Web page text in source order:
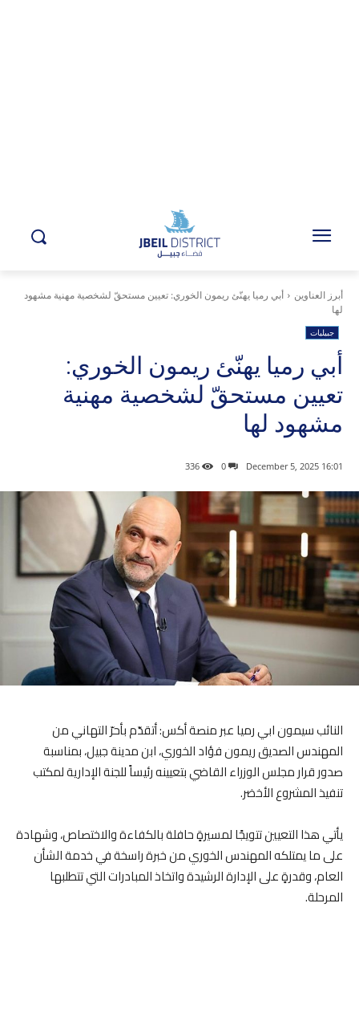
أبرز العناوين
أبي رميا يهنّئ ريمون الخوري: تعيين مستحقّ لشخصية مهنية مشهود
لها
جبيليات
أبي رميا يهنّئ ريمون الخوري:
تعيين مستحقّ لشخصية مهنية
مشهود لها
16:01 2025 ,December 5
0
336
النائب سيمون ابي رميا عبر منصة أكس: أتقدّم بأحرّ التهاني من
المهندس الصديق ريمون فؤاد الخوري، ابن مدينة جبيل، بمناسبة
صدور قرار مجلس الوزراء القاضي بتعيينه رئيساً للجنة الإدارية لمكتب
تنفيذ المشروع الأخضر.
يأتي هذا التعيين تتويجًا لمسيرةٍ حافلة بالكفاءة والاختصاص، وشهادة
على ما يمتلكه المهندس الخوري من خبرة راسخة في خدمة الشأن
العام، وقدرةٍ على الإدارة الرشيدة واتخاذ المبادرات التي تتطلبها
المرحلة.